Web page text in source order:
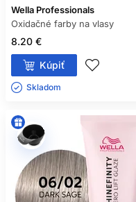
Wella Professionals
Oxidačné farby na vlasy
8.20 €
Kúpiť
Skladom ㅤ